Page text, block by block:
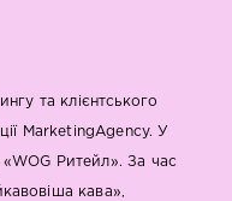
та клієнтського
MarketingAgency. У
Ритейл». За час
кава»,